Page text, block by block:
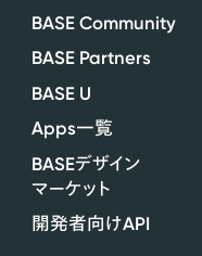
BASE Community
BASE Partners
BASE U
Apps一覧
BASEデザイン
マーケット
開発者向けAPI